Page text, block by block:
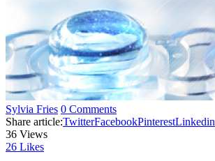
Sylvia Fries 0 Comments
Share article:TwitterFacebookPinterestLinkedin
36 Views
26 Likes